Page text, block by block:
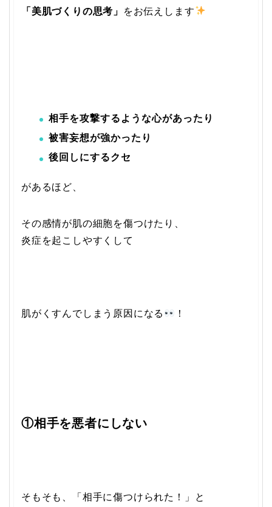
「美肌づくりの思考」
をお伝えします
相手を攻撃するような心があったり
被害妄想が強かったり
後回しにするクセ
があるほど、
その感情が肌の細胞を傷つけたり、
炎症を起こしやすくして
肌がくすんでしまう原因になる ！
①相手を悪者にしない
そもそも、「相手に傷つけられた！」と